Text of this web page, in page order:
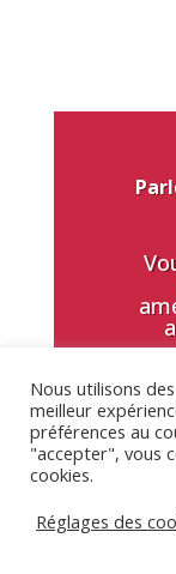
Nous utilisons
meilleur
préférences au
"accepter", vous
cookies.
Réglages des